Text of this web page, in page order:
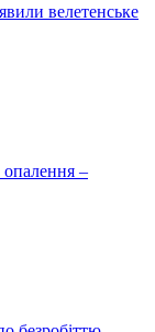
велетенське
опалення –